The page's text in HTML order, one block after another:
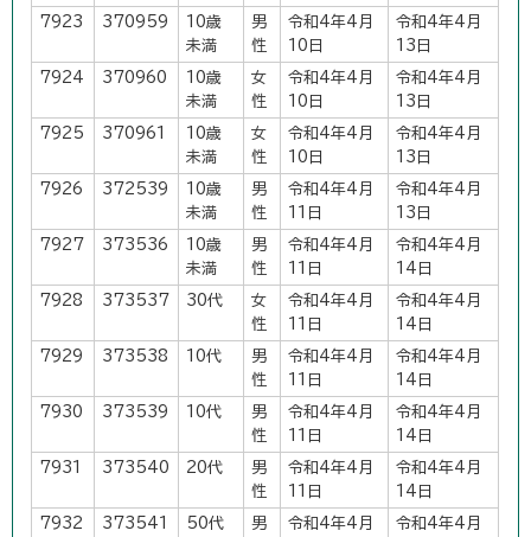
7923 370959
10歳
未満
男
性
令和4年4月
10日
令和4年4月
13日
7924 370960
10歳
未満
女
性
令和4年4月
10日
令和4年4月
13日
7925 370961
10歳
未満
女
性
令和4年4月
10日
令和4年4月
13日
7926 372539
10歳
未満
男
性
令和4年4月
11日
令和4年4月
13日
7927 373536
10歳
未満
男
性
令和4年4月
11日
令和4年4月
14日
7928 373537 30代
女
性
令和4年4月
11日
令和4年4月
14日
7929 373538 10代
男
性
令和4年4月
11日
令和4年4月
14日
7930 373539 10代
男
性
令和4年4月
11日
令和4年4月
14日
7931 373540 20代
男
性
令和4年4月
11日
令和4年4月
14日
7932 373541 50代
男
令和4年4月
令和4年4月